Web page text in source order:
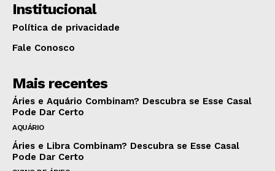
Institucional
Política de privacidade
Fale Conosco
Mais recentes
Áries e Aquário Combinam? Descubra se Esse Casal
Pode Dar Certo
AQUÁRIO
Áries e Libra Combinam? Descubra se Esse Casal
Pode Dar Certo